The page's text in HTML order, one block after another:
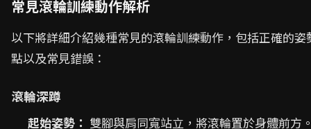
常見滾輪訓練動作解析
以下將詳細介紹幾種常見的滾輪訓練動作，包括正確的姿
點以及常見錯誤：
滾輪深蹲
起始姿勢： 雙腳與肩同寬站立，將滾輪置於身體前方